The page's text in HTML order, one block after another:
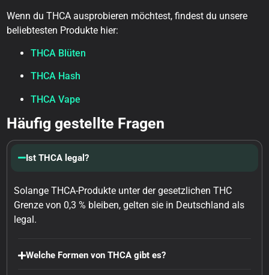
Wenn du THCA ausprobieren möchtest, findest du unsere
beliebtesten Produkte hier:
THCA Blüten
THCA Hash
THCA Vape
Häufig gestellte Fragen
Ist THCA legal?
Solange THCA-Produkte unter der gesetzlichen THC
Grenze von 0,3 % bleiben, gelten sie in Deutschland als
legal.
Welche Formen von THCA gibt es?